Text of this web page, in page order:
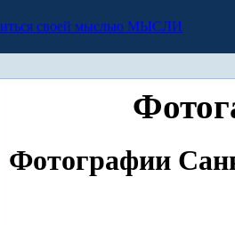
МЫСЛИ
Фотографии